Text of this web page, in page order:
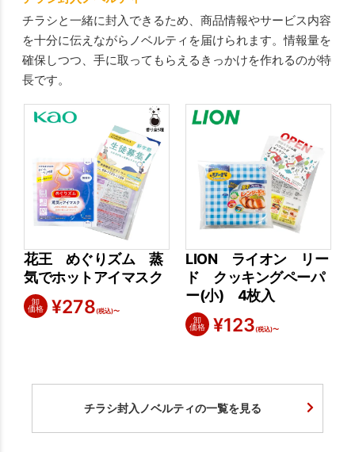
チラシと一緒に封入できるため、商品情報やサービス内容
を十分に伝えながらノベルティを届けられます。情報量を
確保しつつ、手に取ってもらえるきっかけを作れるのが特
長です。
花王 めぐりズム 蒸
気でホットアイマスク
卸
価格
¥278(税込)〜
LION ライオン リー
ド クッキングペーパ
ー(小) 4枚入
卸
価格
¥123(税込)〜
チラシ封入ノベルティの一覧を見る